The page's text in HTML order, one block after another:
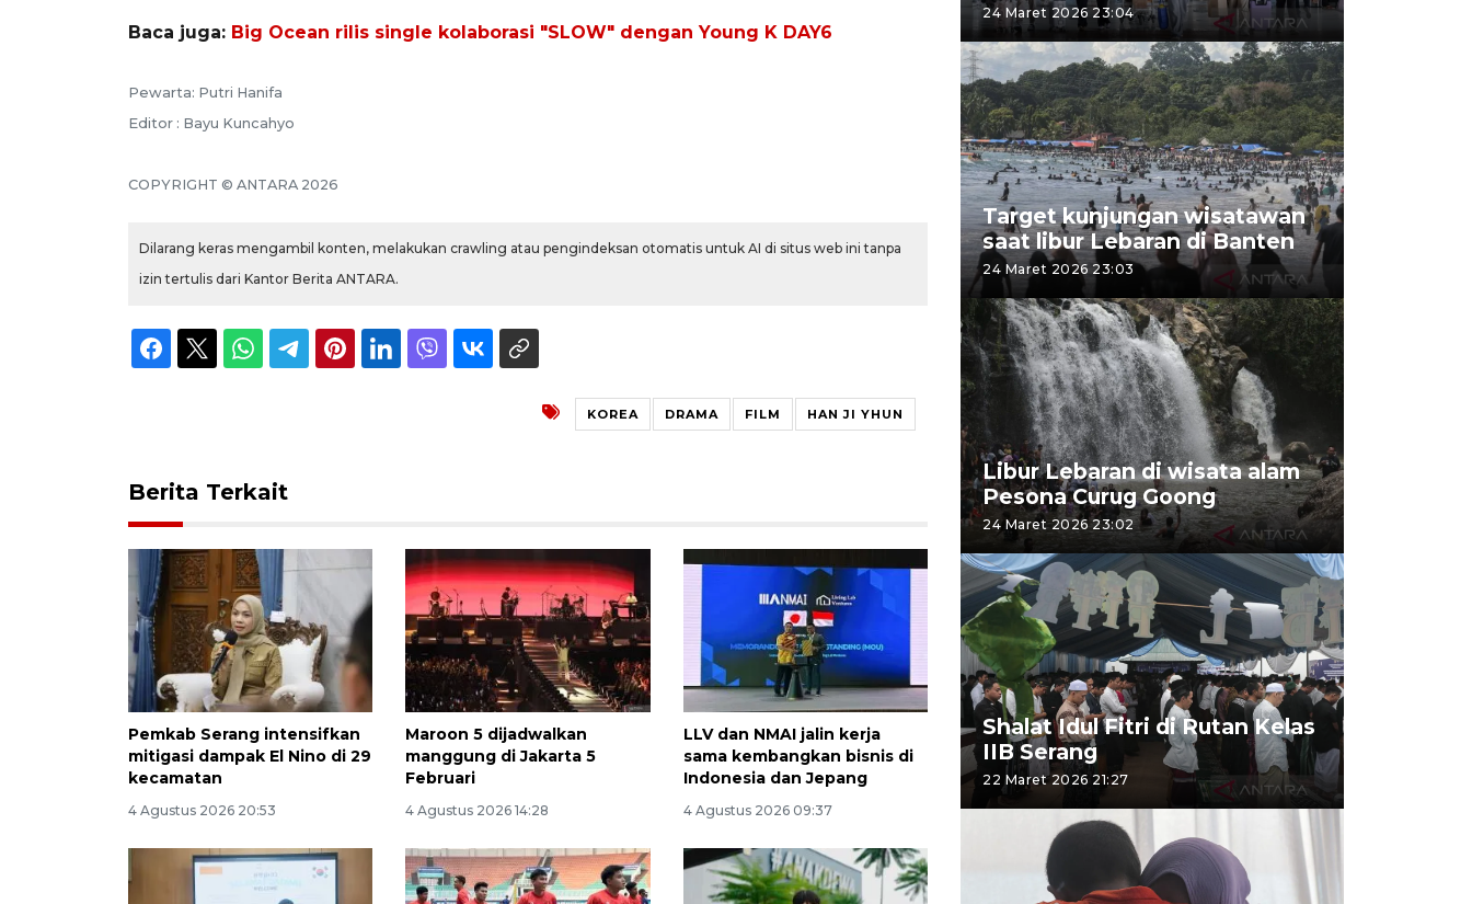
Baca juga: Big Ocean rilis single kolaborasi "SLOW" dengan Young K DAY6
Pewarta: Putri Hanifa
Editor : Bayu Kuncahyo
COPYRIGHT © ANTARA 2026
Dilarang keras mengambil konten, melakukan crawling atau pengindeksan otomatis untuk AI di situs web ini tanpa
izin tertulis dari Kantor Berita ANTARA.
KOREA DRAMA FILM HAN JI YHUN
Berita Terkait
Pemkab Serang intensifkan
mitigasi dampak El Nino di 29
kecamatan
4 Agustus 2026 20:53
Maroon 5 dijadwalkan
manggung di Jakarta 5
Februari
4 Agustus 2026 14:28
LLV dan NMAI jalin kerja
sama kembangkan bisnis di
Indonesia dan Jepang
4 Agustus 2026 09:37
24 Maret 2026 23:04
Target kunjungan wisatawan
saat libur Lebaran di Banten
24 Maret 2026 23:03
Libur Lebaran di wisata alam
Pesona Curug Goong
24 Maret 2026 23:02
Shalat Idul Fitri di Rutan Kelas
IIB Serang
22 Maret 2026 21:27